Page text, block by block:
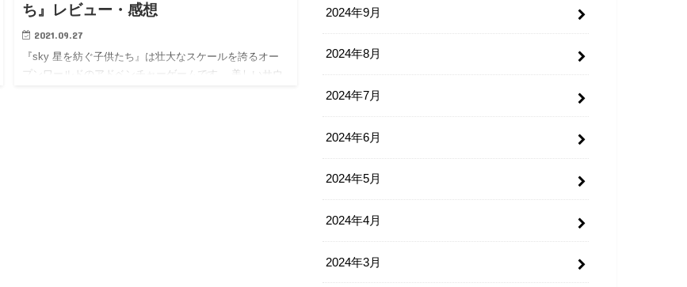
ち』レビュー・感想
2021.09.27
『sky 星を紡ぐ子供たち』は壮大なスケールを誇るオー
プンワールドのアドベンチャーゲームです。 美しいサウ
2024年9月
2024年8月
2024年7月
2024年6月
2024年5月
2024年4月
2024年3月